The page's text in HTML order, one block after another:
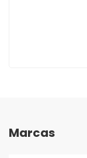
Marcas